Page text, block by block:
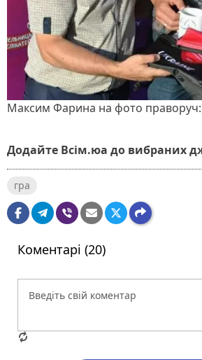
Максим Фарина на фото
Додайте Всім.юа до вибраних
гра
Коментарі (20)